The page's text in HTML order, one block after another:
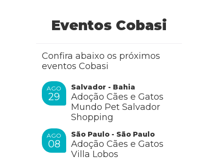
Eventos Cobasi
Confira abaixo os próximos
eventos Cobasi
AGO
29
Salvador - Bahia
Adoção Cães e Gatos
Mundo Pet Salvador
Shopping
AGO
08
São Paulo - São Paulo
Adoção Cães e Gatos
Villa Lobos